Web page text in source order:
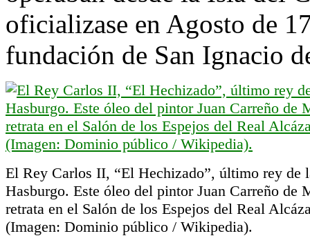
oficializase en Agosto de
fundación de San Ignacio
El Rey Carlos II, “El Hechizado”, último rey de
Hasburgo. Este óleo del pintor Juan Carreño de
retrata en el Salón de los Espejos del Real
(Imagen: Dominio público / Wikipedia).